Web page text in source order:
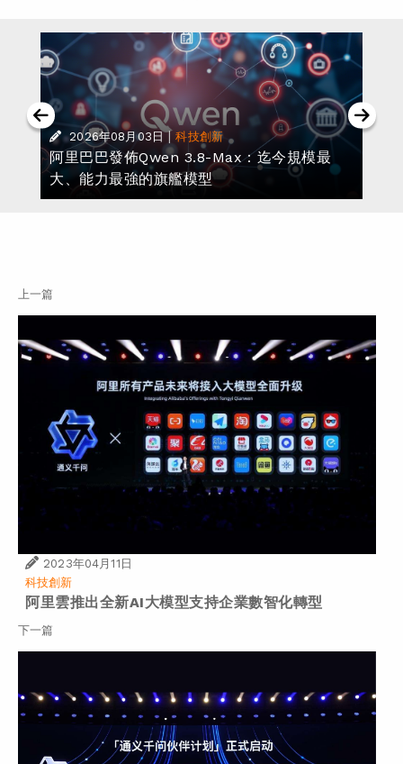
2026年08月03日 | 科技創新
阿里巴巴發佈Qwen 3.8-Max：迄今規模最
大、能力最強的旗艦模型
上一篇
2023年04月11日
科技創新
阿里雲推出全新AI大模型支持企業數智化轉型
下一篇